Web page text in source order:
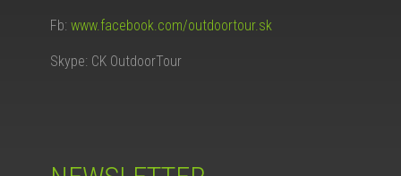
Fb:www.facebook.com/outdoortour.sk
Skype: CK OutdoorTour